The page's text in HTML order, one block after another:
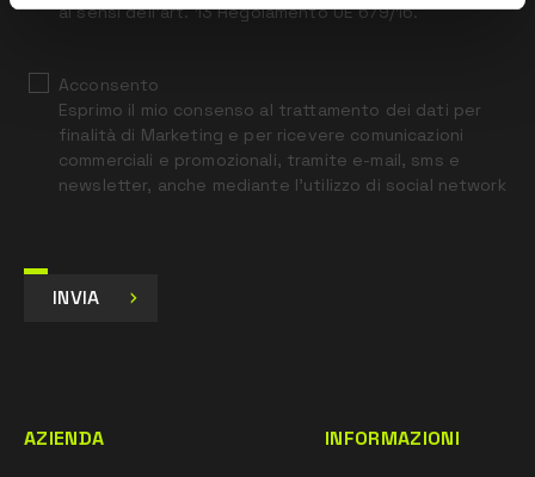
ai sensi dell’art. 13 Regolamento UE 679/16.
Acconsento
Esprimo il mio consenso al trattamento dei dati per
finalità di Marketing e per ricevere comunicazioni
commerciali e promozionali, tramite e-mail, sms e
newsletter, anche mediante l’utilizzo di social network
INVIA
AZIENDA INFORMAZIONI